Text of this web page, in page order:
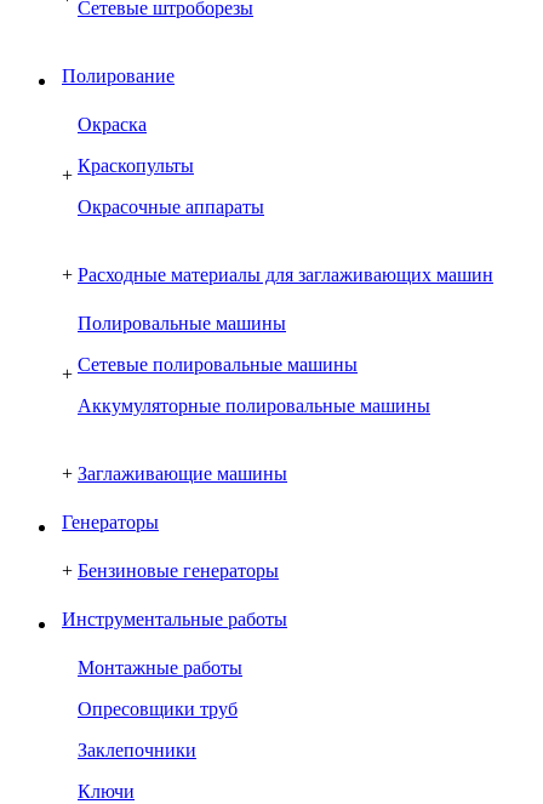
Сетевые штроборезы
Полирование
+
Окраска
Краскопульты
Окрасочные аппараты
+ Расходные материалы для заглаживающих машин
+
Полировальные машины
Сетевые полировальные машины
Аккумуляторные полировальные машины
+ Заглаживающие машины
Генераторы
+ Бензиновые генераторы
Инструментальные работы
Монтажные работы
Опресовщики труб
Заклепочники
Ключи